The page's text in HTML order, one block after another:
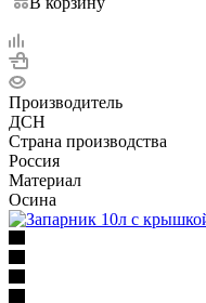
Производитель
ДСН
Страна производства
Россия
Материал
Осина